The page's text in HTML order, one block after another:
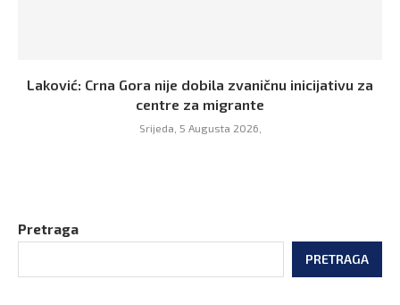
Laković: Crna Gora nije dobila zvaničnu inicijativu za
centre za migrante
Srijeda, 5 Augusta 2026,
Pretraga
PRETRAGA